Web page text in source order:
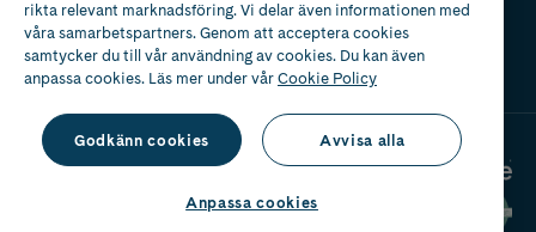
rikta relevant marknadsföring. Vi delar även informationen med
våra samarbetspartners. Genom att acceptera cookies
samtycker du till vår användning av cookies. Du kan även
anpassa cookies. Läs mer under vårCookie Policy
Godkänn cookies Avvisa alla
Anpassa cookies